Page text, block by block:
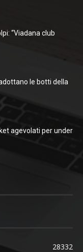
“Viadana club
le botti della
agevolati per under
28332